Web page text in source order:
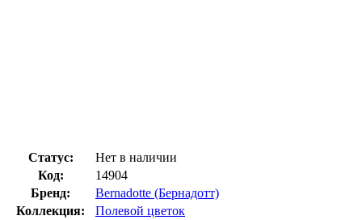
Статус:
Нет в наличии
Код:
14904
Бренд:
Bernadotte (Бернадотт)
Коллекция:
Полевой цветок